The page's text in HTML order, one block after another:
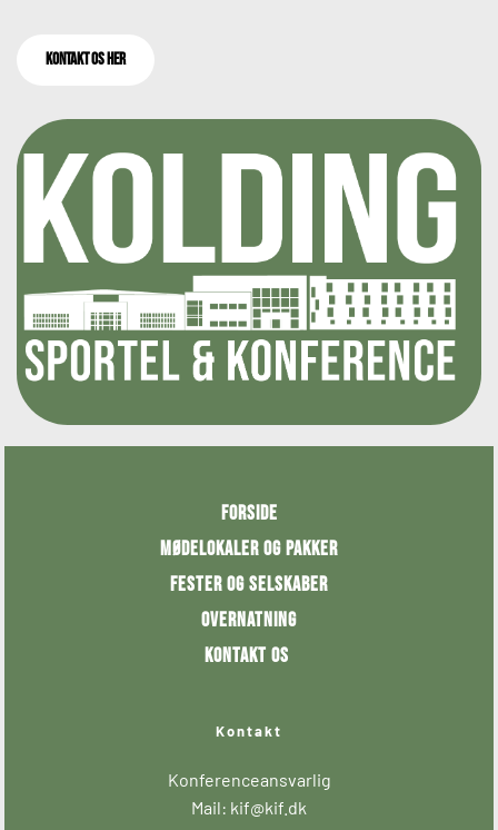
kontakt os her
Forside
Mødelokaler og pakker
Fester og selskaber
Overnatning
Kontakt os
Kontakt
Konferenceansvarlig
Mail: kif@kif.dk